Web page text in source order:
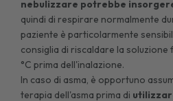
nebulizzare potrebbe
quindi di respirare normalmente
paziente è particolarmente
consiglia di riscaldare la
°C prima dell'inalazione.
In caso di asma, è opportuno
terapia dell'asma prima di